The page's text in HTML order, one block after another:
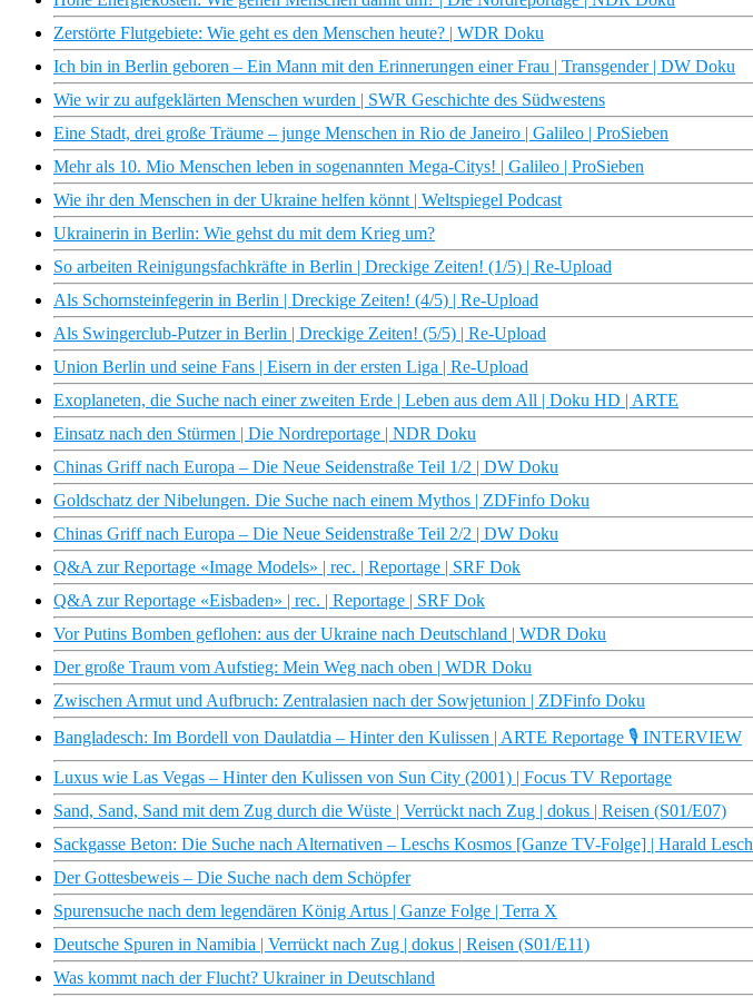
Zerstörte Flutgebiete: Wie geht es den Menschen heute? | WDR Doku
Ich bin in Berlin geboren – Ein Mann mit den Erinnerungen einer Frau | Transgender | DW Doku
Wie wir zu aufgeklärten Menschen wurden | SWR Geschichte des Südwestens
Eine Stadt, drei große Träume – junge Menschen in Rio de Janeiro | Galileo | ProSieben
Mehr als 10. Mio Menschen leben in sogenannten Mega-Citys! | Galileo | ProSieben
Wie ihr den Menschen in der Ukraine helfen könnt | Weltspiegel Podcast
Ukrainerin in Berlin: Wie gehst du mit dem Krieg um?
So arbeiten Reinigungsfachkräfte in Berlin | Dreckige Zeiten! (1/5) | Re-Upload
Als Schornsteinfegerin in Berlin | Dreckige Zeiten! (4/5) | Re-Upload
Als Swingerclub-Putzer in Berlin | Dreckige Zeiten! (5/5) | Re-Upload
Union Berlin und seine Fans | Eisern in der ersten Liga | Re-Upload
Exoplaneten, die Suche nach einer zweiten Erde | Leben aus dem All | Doku HD | ARTE
Einsatz nach den Stürmen | Die Nordreportage | NDR Doku
Chinas Griff nach Europa – Die Neue Seidenstraße Teil 1/2 | DW Doku
Goldschatz der Nibelungen. Die Suche nach einem Mythos | ZDFinfo Doku
Chinas Griff nach Europa – Die Neue Seidenstraße Teil 2/2 | DW Doku
Q&A zur Reportage «Image Models» | rec. | Reportage | SRF Dok
Q&A zur Reportage «Eisbaden» | rec. | Reportage | SRF Dok
Vor Putins Bomben geflohen: aus der Ukraine nach Deutschland | WDR Doku
Der große Traum vom Aufstieg: Mein Weg nach oben | WDR Doku
Zwischen Armut und Aufbruch: Zentralasien nach der Sowjetunion | ZDFinfo Doku
Bangladesch: Im Bordell von Daulatdia – Hinter den Kulissen | ARTE Reportage 🎙️ INTERVIEW
Luxus wie Las Vegas – Hinter den Kulissen von Sun City (2001) | Focus TV Reportage
Sand, Sand, Sand mit dem Zug durch die Wüste | Verrückt nach Zug | dokus | Reisen (S01/E07)
Sackgasse Beton: Die Suche nach Alternativen – Leschs Kosmos [Ganze TV-Folge] | Harald Lesch
Der Gottesbeweis – Die Suche nach dem Schöpfer
Spurensuche nach dem legendären König Artus | Ganze Folge | Terra X
Deutsche Spuren in Namibia | Verrückt nach Zug | dokus | Reisen (S01/E11)
Was kommt nach der Flucht? Ukrainer in Deutschland